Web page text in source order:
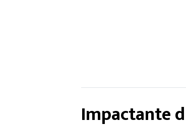
Impactante